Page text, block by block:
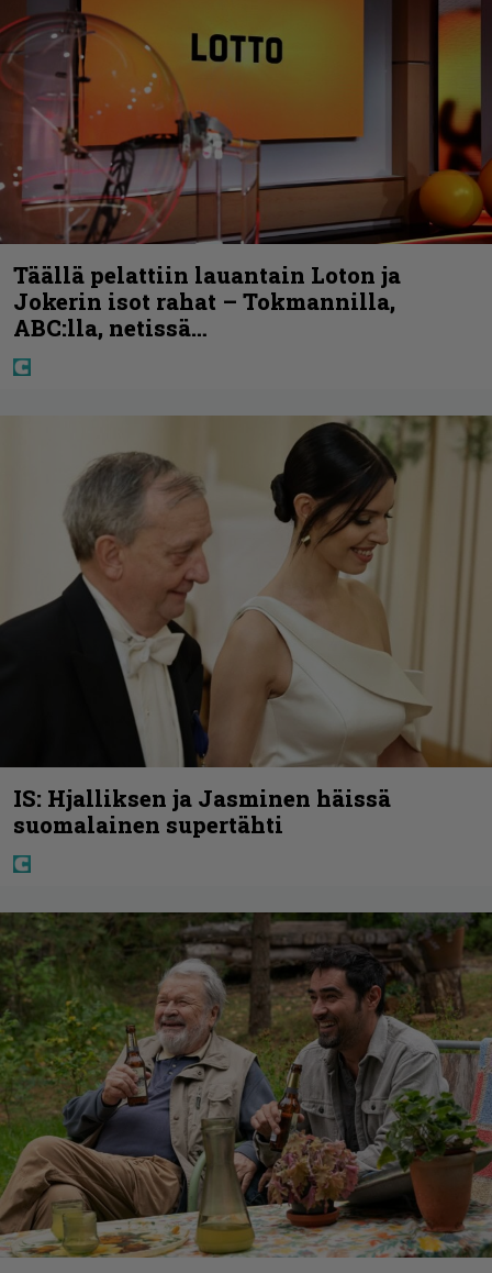
Täällä pelattiin lauantain Loton ja
Jokerin isot rahat – Tokmannilla,
ABC:lla, netissä…
IS: Hjalliksen ja Jasminen häissä
suomalainen supertähti